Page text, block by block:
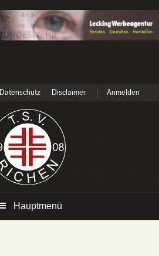
Datenschutz Disclaimer Anmelden
Hauptmenü